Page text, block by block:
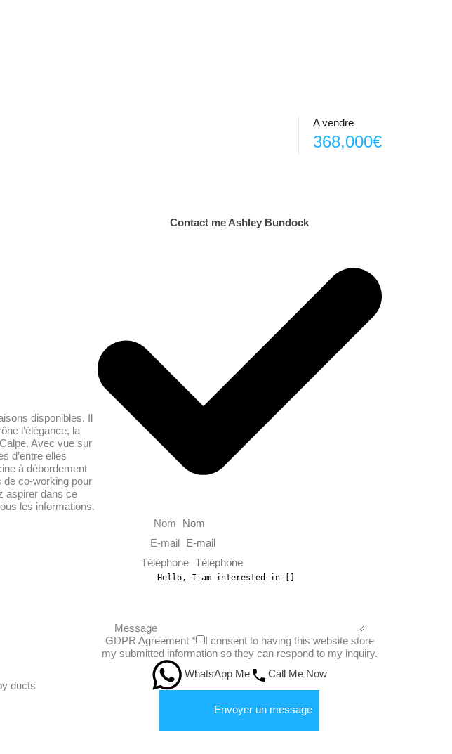
A vendre
368,000€
disponibles. Il
l’élégance, la
Avec vue sur
d’entre elles
à débordement
de co-working pour
aspirer dans ce
les informations.
ducts
Contact me Ashley Bundock
Nom
E-mail
Téléphone
Message
GDPR Agreement *
I consent to having this website store
my submitted information so they can respond to my inquiry.
WhatsApp Me
Call Me Now
Envoyer un message